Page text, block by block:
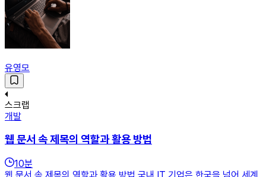
유영모
스크랩
개발
웹 문서 속 제목의 역할과 활용 방법
10분